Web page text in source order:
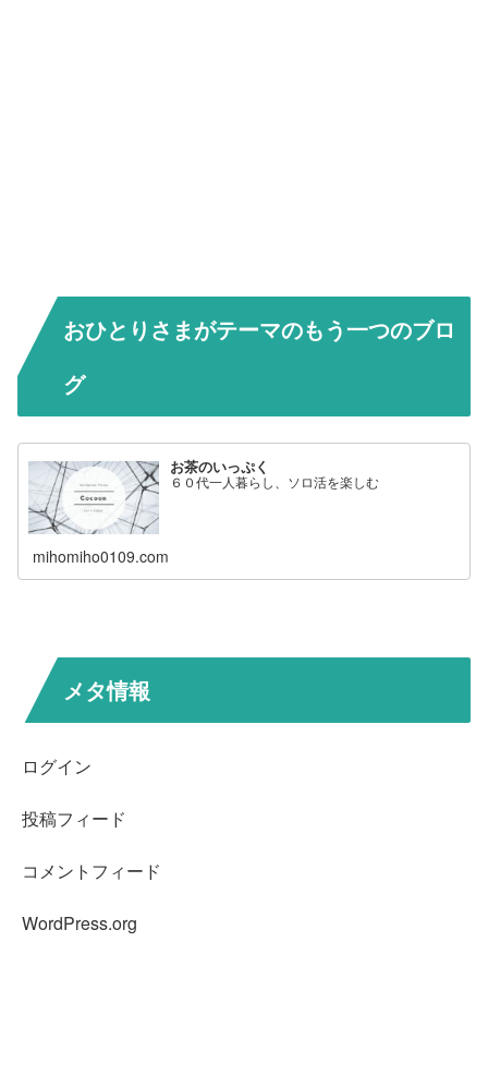
おひとりさまがテーマのもう一つのブロ
グ
お茶のいっぷく
６０代一人暮らし、ソロ活を楽しむ
mihomiho0109.com
メタ情報
ログイン
投稿フィード
コメントフィード
WordPress.org